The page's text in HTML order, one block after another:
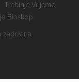
Trebinje Vrijeme
Bioskop